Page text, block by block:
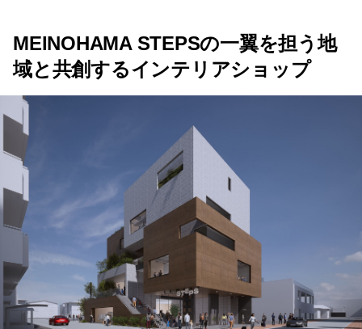
MEINOHAMA STEPSの一翼を担う地
域と共創するインテリアショップ